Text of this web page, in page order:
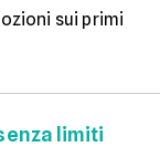
sui primi
limiti